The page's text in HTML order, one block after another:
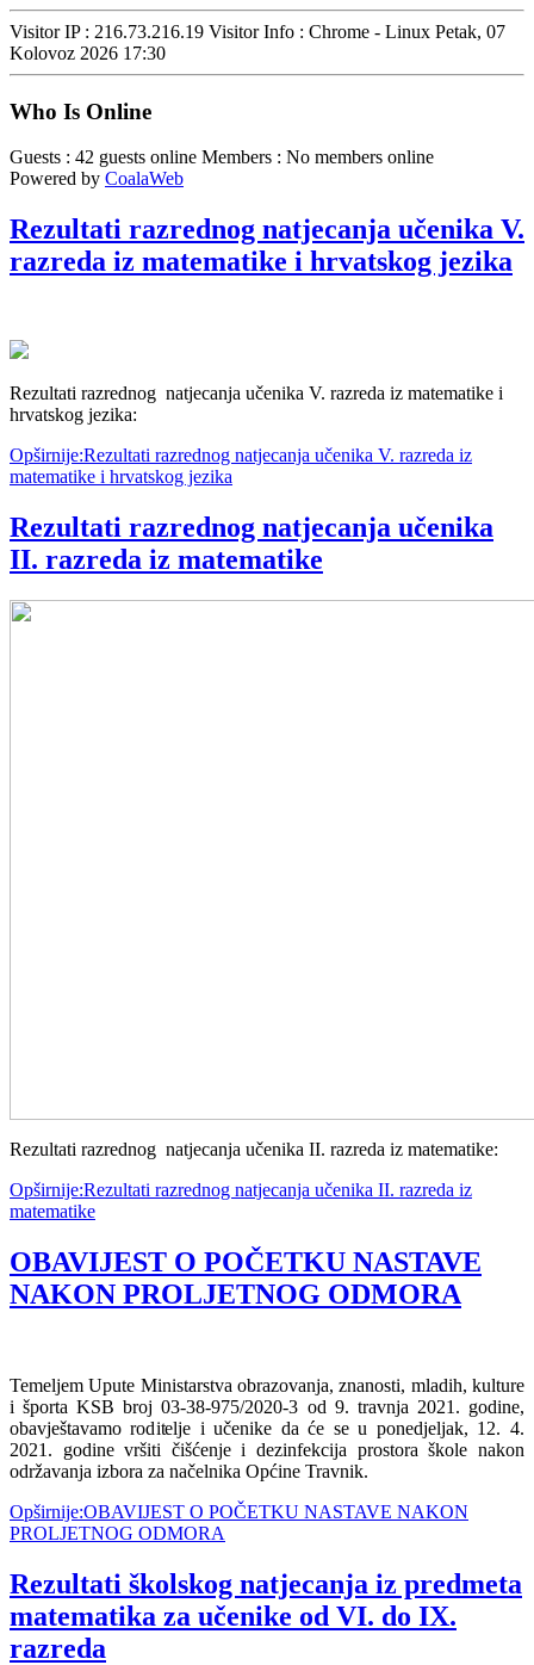
Visitor IP : 216.73.216.19 Visitor Info : Chrome - Linux Petak, 07
Kolovoz 2026 17:30
Who Is Online
Guests : 42 guests online Members : No members online
Powered by CoalaWeb
Rezultati razrednog natjecanja učenika V.
razreda iz matematike i hrvatskog jezika
Rezultati razrednog natjecanja učenika V. razreda iz matematike i
hrvatskog jezika:
Opširnije:Rezultati razrednog natjecanja učenika V. razreda iz
matematike i hrvatskog jezika
Rezultati razrednog natjecanja učenika
II. razreda iz matematike
Rezultati razrednog natjecanja učenika II. razreda iz matematike:
Opširnije:Rezultati razrednog natjecanja učenika II. razreda iz
matematike
OBAVIJEST O POČETKU NASTAVE
NAKON PROLJETNOG ODMORA
Temeljem Upute Ministarstva obrazovanja, znanosti, mladih, kulture
i športa KSB broj 03-38-975/2020-3 od 9. travnja 2021. godine,
obavještavamo roditelje i učenike da će se u ponedjeljak, 12. 4.
2021. godine vršiti čišćenje i dezinfekcija prostora škole nakon
održavanja izbora za načelnika Općine Travnik.
Opširnije:OBAVIJEST O POČETKU NASTAVE NAKON
PROLJETNOG ODMORA
Rezultati školskog natjecanja iz predmeta
matematika za učenike od VI. do IX.
razreda